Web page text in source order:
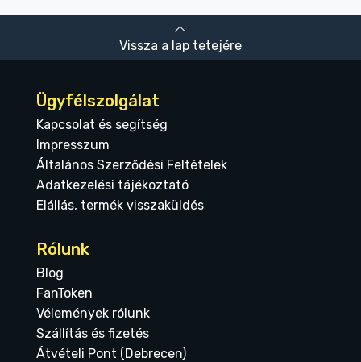
Vissza a lap tetejére
Ügyfélszolgálat
Kapcsolat és segítség
Impresszum
Általános Szerződési Feltételek
Adatkezelési tájékoztató
Elállás, termék visszaküldés
Rólunk
Blog
FanToken
Vélemények rólunk
Szállítás és fizetés
Átvételi Pont (Debrecen)